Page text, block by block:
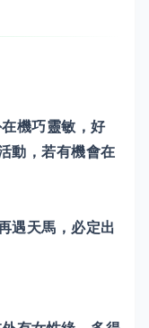
機巧靈敏，好
動，若有機會在
遇天馬，必定出